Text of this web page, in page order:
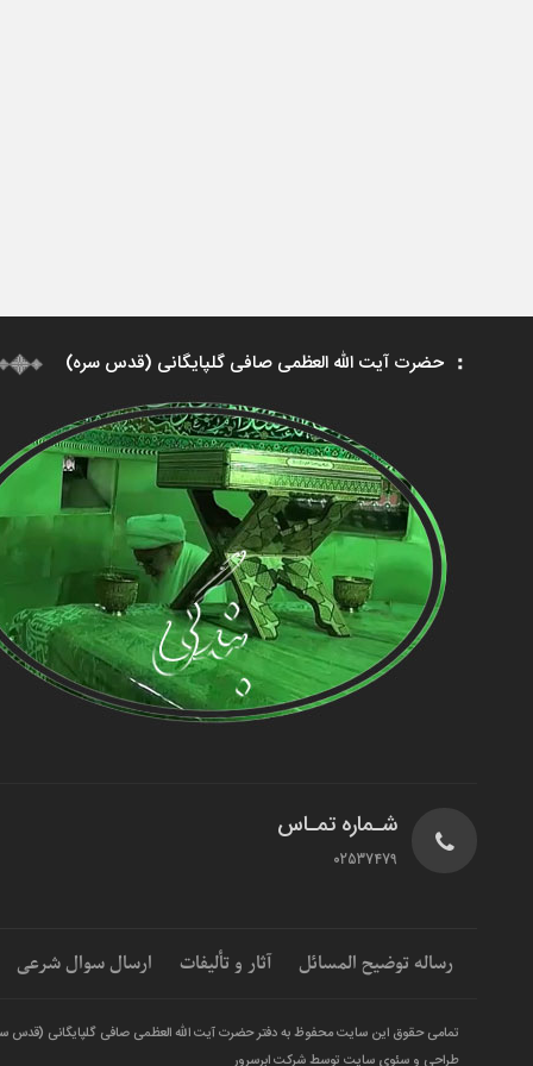
حضرت آیت الله العظمی صافی گلپایگانی (قدس سره)
شـماره تمـاس
02537479
رساله توضیح المسائل آثار و تألیفات ارسال سوال شرعی
تمامی حقوق این سایت محفوظ به دفتر حضرت آیت الله العظمی صافی گلپایگانی (قدس
طراحی و سئوی سایت توسط شرکت ابرسرور